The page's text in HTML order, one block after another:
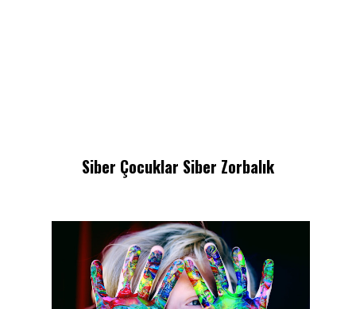
Siber Çocuklar Siber Zorbalık